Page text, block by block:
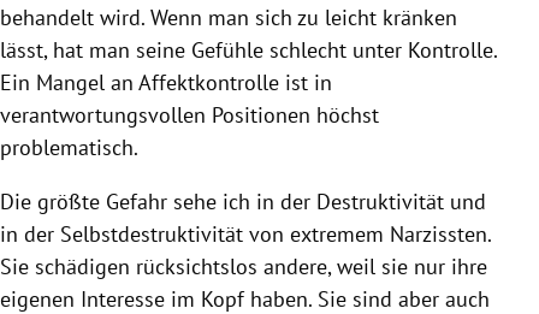
behandelt wird. Wenn man sich zu leicht kränken
lässt, hat man seine Gefühle schlecht unter Kontrolle.
Ein Mangel an Affektkontrolle ist in
verantwortungsvollen Positionen höchst
problematisch.
Die größte Gefahr sehe ich in der Destruktivität und
in der Selbstdestruktivität von extremem Narzissten.
Sie schädigen rücksichtslos andere, weil sie nur ihre
eigenen Interesse im Kopf haben. Sie sind aber auch